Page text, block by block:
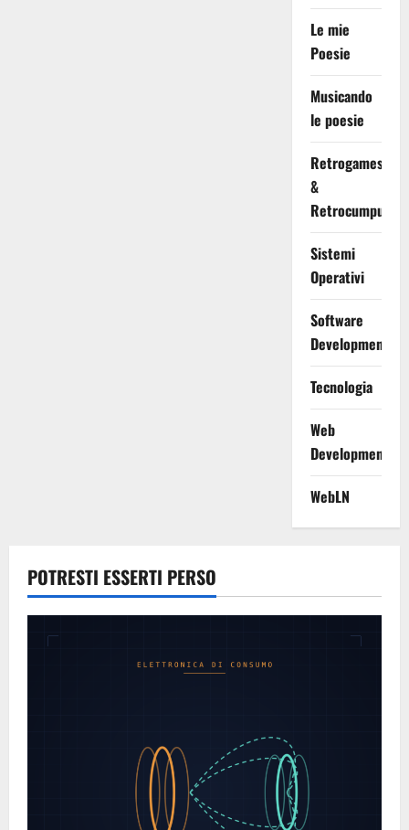
Le mie
Poesie
Musicando
le poesie
Retrogames
&
Retrocumputing
Sistemi
Operativi
Software
Development
Tecnologia
Web
Development
WebLN
POTRESTI ESSERTI PERSO